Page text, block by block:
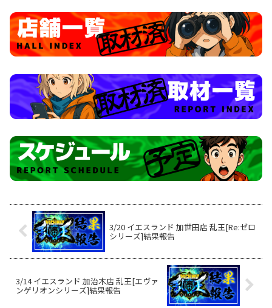
3/20 イエスランド 加世田店 乱王[Re:ゼロ
シリーズ]結果報告
3/14 イエスランド 加治木店 乱王[エヴァ
ンゲリオンシリーズ]結果報告